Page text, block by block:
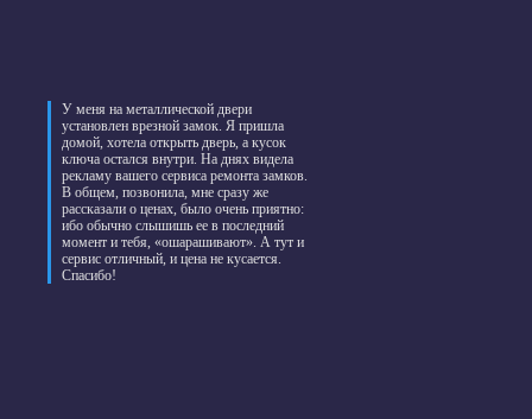
У меня на металлической двери
установлен врезной замок. Я пришла
домой, хотела открыть дверь, а кусок
ключа остался внутри. На днях видела
рекламу вашего сервиса ремонта замков.
В общем, позвонила, мне сразу же
рассказали о ценах, было очень приятно:
ибо обычно слышишь ее в последний
момент и тебя, «ошарашивают». А тут и
сервис отличный, и цена не кусается.
Спасибо!